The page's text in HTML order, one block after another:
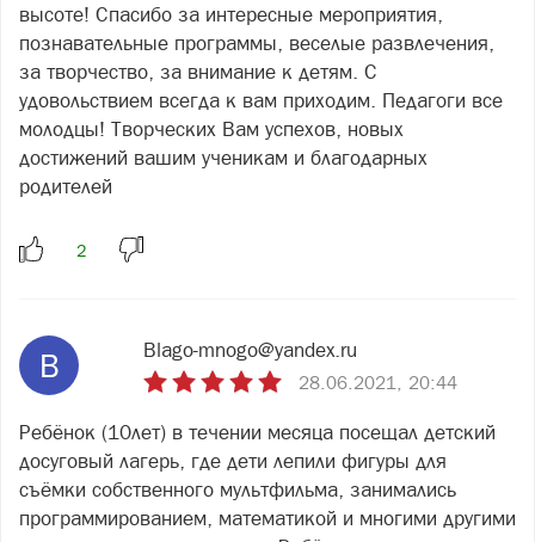
высоте! Спасибо за интересные мероприятия,
познавательные программы, веселые развлечения,
за творчество, за внимание к детям. С
удовольствием всегда к вам приходим. Педагоги все
молодцы! Творческих Вам успехов, новых
достижений вашим ученикам и благодарных
родителей
B Blago-mnogo@yandex.ru
28.06.2021, 20:44
Ребёнок (10лет) в течении месяца посещал детский
досуговый лагерь, где дети лепили фигуры для
съёмки собственного мультфильма, занимались
программированием, математикой и многими другими